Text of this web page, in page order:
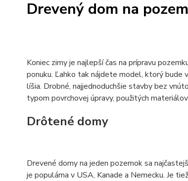
Drevený dom na
Koniec zimy je najlepší čas na prípravu
ponuku. Ľahko tak nájdete model, ktorý bude
líšia. Drobné, najjednoduchšie stavby bez
typom povrchovej úpravy, použitých
Drôtené domy
Drevené domy na jeden pozemok sa
je populárna v USA, Kanade a Nemecku. Je